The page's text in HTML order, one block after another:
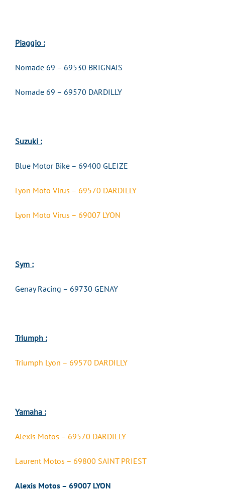
Piaggio :
Nomade 69 – 69530 BRIGNAIS
Nomade 69 – 69570 DARDILLY
Suzuki :
Blue Motor Bike – 69400 GLEIZE
Lyon Moto Virus – 69570 DARDILLY
Lyon Moto Virus – 69007 LYON
Sym :
Genay Racing – 69730 GENAY
Triumph :
Triumph Lyon – 69570 DARDILLY
Yamaha :
Alexis Motos – 69570 DARDILLY
Laurent Motos – 69800 SAINT PRIEST
Alexis Motos – 69007 LYON